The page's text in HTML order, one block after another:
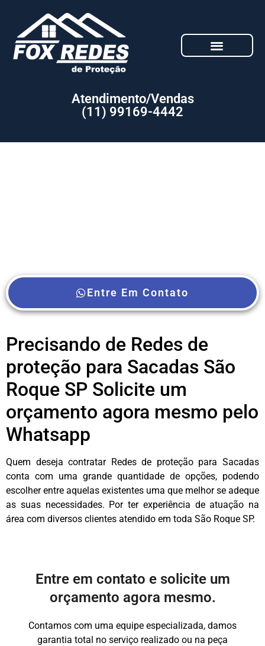
Atendimento/Vendas
(11) 99169-4442
Entre Em Contato
Precisando de Redes de
proteção para Sacadas São
Roque SP Solicite um
orçamento agora mesmo pelo
Whatsapp
Quem deseja contratar Redes de proteção para Sacadas
conta com uma grande quantidade de opções, podendo
escolher entre aquelas existentes uma que melhor se adeque
as suas necessidades. Por ter experiência de atuação na
área com diversos clientes atendido em toda São Roque SP.
Entre em contato e solicite um
orçamento agora mesmo.
Contamos com uma equipe especializada, damos
garantia total no serviço realizado ou na peça